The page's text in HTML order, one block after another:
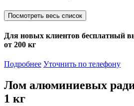
Посмотреть весь список
Для новых клиентов бесплатный
от 200 кг
Подробнее Уточнить по телефону
Лом алюминиевых
1 кг